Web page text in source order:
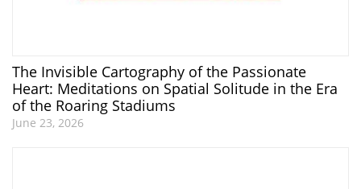
The Invisible Cartography of the Passionate
Heart: Meditations on Spatial Solitude in the Era
of the Roaring Stadiums
June 23, 2026